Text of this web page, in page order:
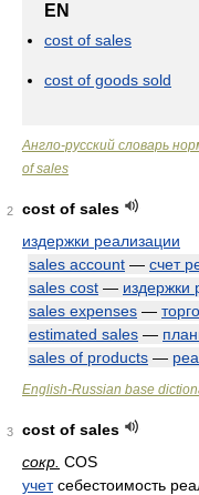
EN
cost of sales
cost of goods sold
Англо-русский словарь
of sales
2
cost of sales
издержки реализации
sales account — счет
sales cost — издержки
sales expenses —
estimated sales —
sales of products —
English-Russian base
3
cost of sales
сокр. COS
учетсебестоимость